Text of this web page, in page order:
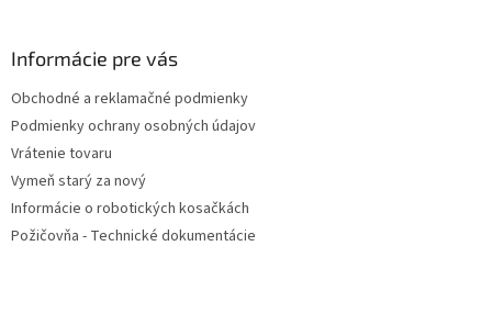
Informácie pre vás
Obchodné a reklamačné podmienky
Podmienky ochrany osobných údajov
Vrátenie tovaru
Vymeň starý za nový
Informácie o robotických kosačkách
Požičovňa - Technické dokumentácie